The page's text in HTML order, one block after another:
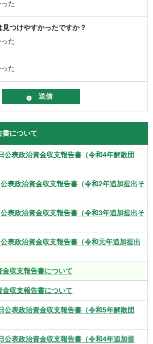
た
つけやすかったですか？
た
た
書について
公表政治資金収支報告書（令和4年解散団
表政治資金収支報告書（令和2年追加提出そ
表政治資金収支報告書（令和3年追加提出そ
表政治資金収支報告書（令和元年追加提出
収支報告書について
収支報告書について
公表政治資金収支報告書（令和5年解散団
公表政治資金収支報告書（令和4年追加提